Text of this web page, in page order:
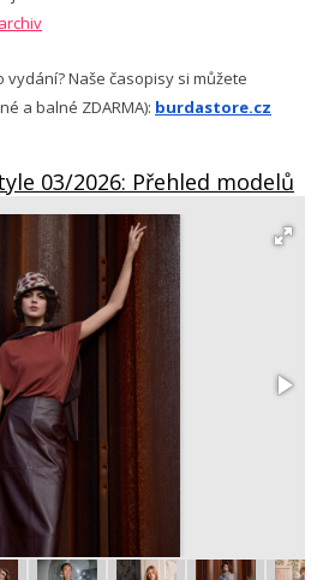
Naše časopisy si můžete
a balné ZDARMA): burdastore.cz
03/2026: Přehled modelů